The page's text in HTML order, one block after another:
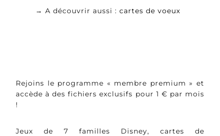
→ A découvrir aussi : cartes de voeux
Rejoins le programme « membre premium » et
accède à des fichiers exclusifs pour 1 € par mois
!
Jeux de 7 familles Disney, cartes de